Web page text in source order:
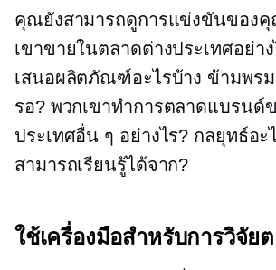
คุณยังสามารถดูการแข่งขันของคุ
เขาขายในตลาดต่างประเทศอย่า
เสนอผลิตภัณฑ์อะไรบ้าง ข้ามพร
รอ? พวกเขาทำการตลาดแบรนด์
ประเทศอื่น ๆ อย่างไร? กลยุทธ์อ
สามารถเรียนรู้ได้จาก?
ใช้เครื่องมือสำหรับการวิจัย